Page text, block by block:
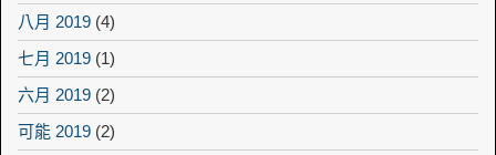
八月 2019 (4)
七月 2019 (1)
六月 2019 (2)
可能 2019 (2)